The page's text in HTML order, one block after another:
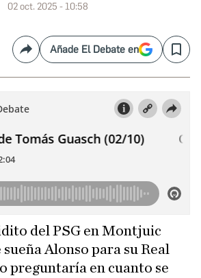
02 oct. 2025 - 10:58
CompartirAñade El Debate en Save
del PSG en Montjuic
Alonso para su Real
preguntaría en cuanto se